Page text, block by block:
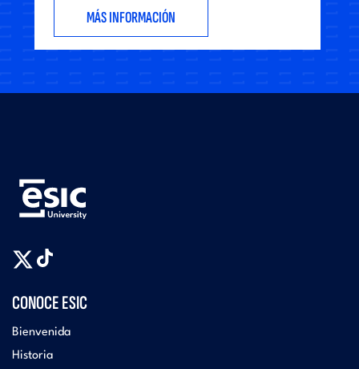
MÁS INFORMACIÓN
CONOCE ESIC
Bienvenida
Historia